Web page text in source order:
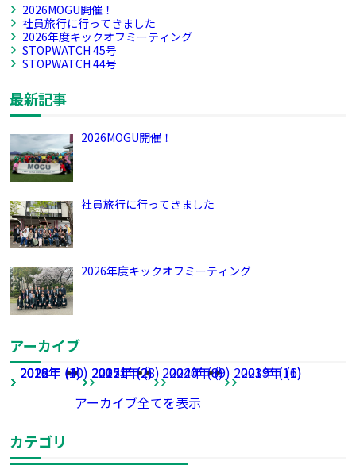
2026MOGU開催！
社員旅行に行ってきました
2026年度キックオフミーティング
STOPWATCH 45号
STOPWATCH 44号
最新記事
2026MOGU開催！
社員旅行に行ってきました
2026年度キックオフミーティング
アーカイブ
2026年 (4) 2025年 (2) 2024年 (8) 2023年 (11)
2022年 (10) 2021年 (8) 2020年 (9) 2019年 (6)
2018年 (4) 2017年 (2)
アーカイブ全てを表示
カテゴリ